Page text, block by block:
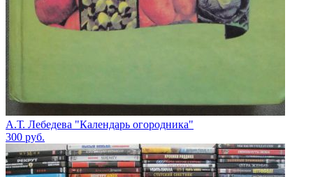
А.Т. Лебедева "Календарь огородника"
300 руб.